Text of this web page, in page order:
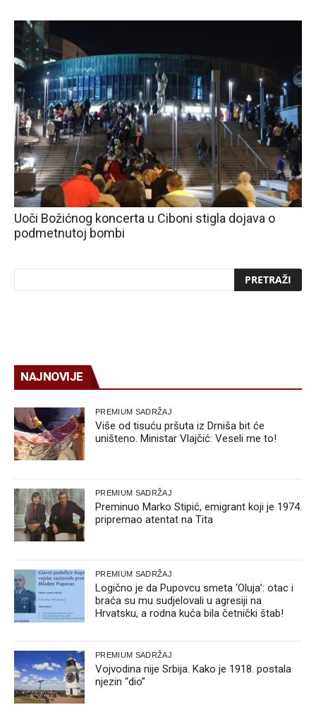
Uoči Božićnog koncerta u Ciboni stigla dojava o
podmetnutoj bombi
NAJNOVIJE
PREMIUM SADRŽAJ
Više od tisuću pršuta iz Drniša bit će
uništeno. Ministar Vlajčić: Veseli me to!
PREMIUM SADRŽAJ
Preminuo Marko Stipić, emigrant koji je 1974.
pripremao atentat na Tita
PREMIUM SADRŽAJ
Logično je da Pupovcu smeta ‘Oluja’: otac i
braća su mu sudjelovali u agresiji na
Hrvatsku, a rodna kuća bila četnički štab!
PREMIUM SADRŽAJ
Vojvodina nije Srbija. Kako je 1918. postala
njezin “dio”